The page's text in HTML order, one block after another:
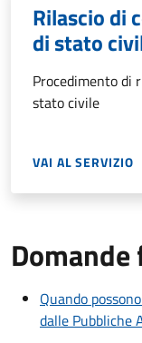
Rilascio di
di stato
Procedimento di
stato civile
VAI AL SERVIZIO
Quando
dalle Pubbliche